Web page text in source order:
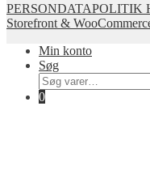
PERSONDATAPOLITIK
Storefront &
Min konto
Søg
Søg
efter:
0